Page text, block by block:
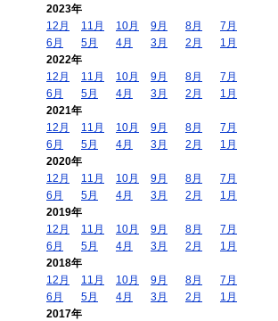
2023年
12月
11月 10月 9月 8月
7月
6月
5月 4月 3月 2月
1月
2022年
12月
11月 10月 9月 8月
7月
6月
5月 4月 3月 2月
1月
2021年
12月
11月 10月 9月 8月
7月
6月
5月 4月 3月 2月
1月
2020年
12月
11月 10月 9月 8月
7月
6月
5月 4月 3月 2月
1月
2019年
12月
11月 10月 9月 8月
7月
6月
5月 4月 3月 2月
1月
2018年
12月
11月 10月 9月 8月
7月
6月
5月 4月 3月 2月
1月
2017年